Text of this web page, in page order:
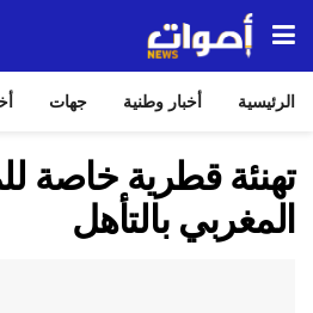
الرئيسية أخبار وطنية جهات
تهنئة قطرية خاصة
المغربي بالتأهل